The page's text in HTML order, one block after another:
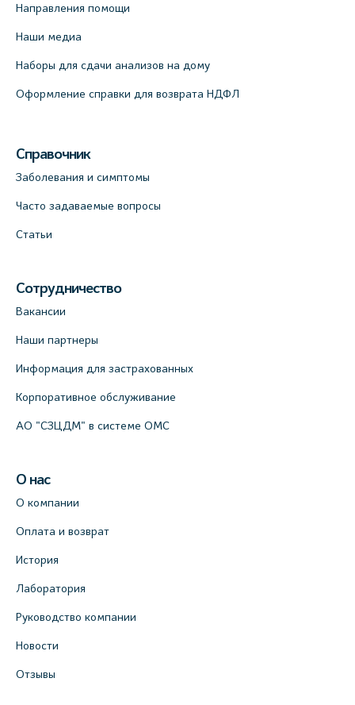
Направления помощи
Наши медиа
Наборы для сдачи анализов на дому
Оформление справки для возврата НДФЛ
Справочник
Заболевания и симптомы
Часто задаваемые вопросы
Статьи
Сотрудничество
Вакансии
Наши партнеры
Информация для застрахованных
Корпоративное обслуживание
АО "СЗЦДМ" в системе ОМС
О нас
О компании
Оплата и возврат
История
Лаборатория
Руководство компании
Новости
Отзывы